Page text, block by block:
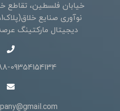
خیابان فلسطین، تقاطع
دیجیتال مارکتینگ
09354154134